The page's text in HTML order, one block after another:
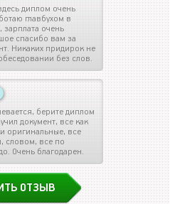
диплом очень
главбухом в
зарплата очень
спасибо вам за
Никаких придирок не
без слов.
берите диплом
документ, все как
оригинальные, все
словом, все по
Очень благодарен.
ОТЗЫВ